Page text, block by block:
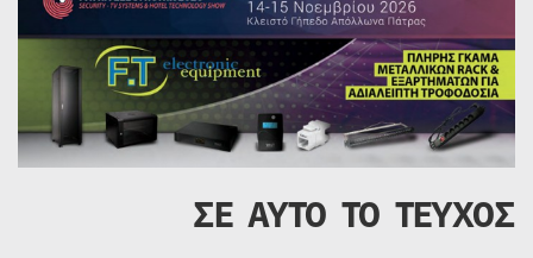
ΣΕ ΑΥΤΟ ΤΟ ΤΕΥΧΟΣ